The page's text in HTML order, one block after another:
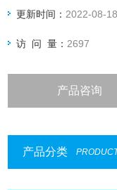
更新时间： 2022-08-18
访 问 量： 2697
产品咨询
产品分类